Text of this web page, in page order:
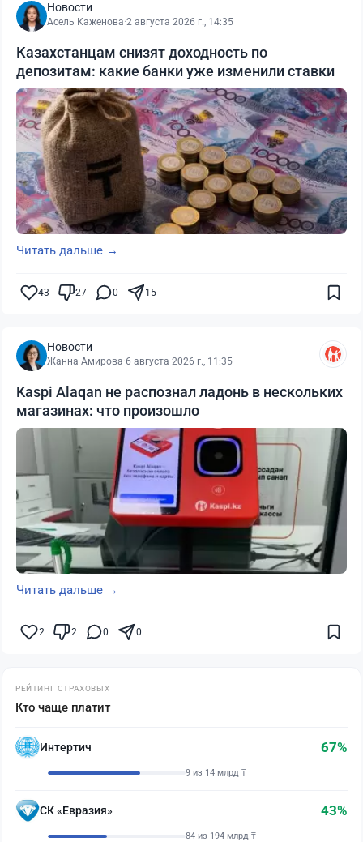
Новости
Асель Каженова·2 августа 2026 г., 14:35
Казахстанцам снизят доходность по
депозитам: какие банки уже изменили ставки
Читать дальше →
43 27 0 15
Новости
Жанна Амирова·6 августа 2026 г., 11:35
Kaspi Alaqan не распознал ладонь в нескольких
магазинах: что произошло
Читать дальше →
2 2 0 0
РЕЙТИНГ СТРАХОВЫХ
Кто чаще платит
Интертич 67%
9 из 14 млрд ₸
СК «Евразия» 43%
84 из 194 млрд ₸